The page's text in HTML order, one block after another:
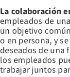
La colaboración
empleados de
un objetivo
o en persona, y
deseados de una
los empleados
trabajar juntos